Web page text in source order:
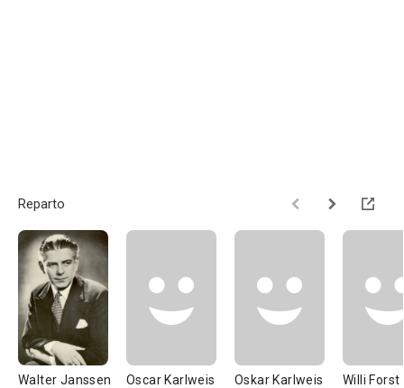
Reparto
Walter Janssen Oscar Karlweis Oskar Karlweis Willi Forst